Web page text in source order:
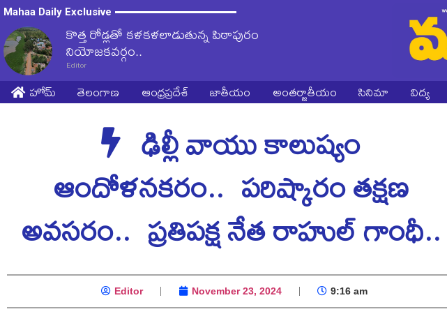
Mahaa Daily Exclusive
కొత్త రోడ్లతో కళకళలాడుతున్న పిఠాపురం
నియోజకవర్గం..
Editor
హోమ్ తెలంగాణ ఆంధ్రప్రదేశ్ జాతీయం అంతర్జాతీయం సినిమా విద్య
ఢిల్లీ వాయు కాలుష్యం
ఆందోళనకరం.. పరిష్కారం తక్షణ
అవసరం.. ప్రతిపక్ష నేత రాహుల్ గాంధీ..
Editor November 23, 2024 9:16 am